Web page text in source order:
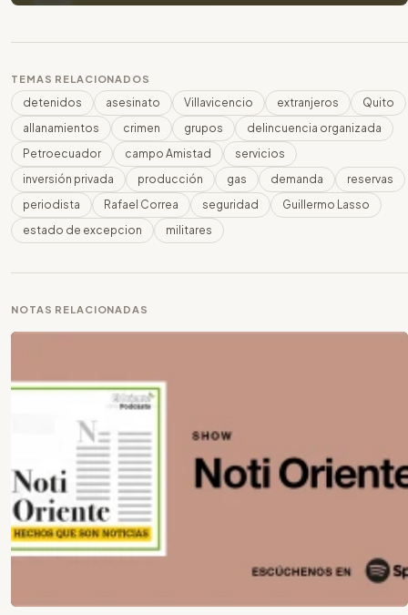
TEMAS RELACIONADOS
detenidos asesinato Villavicencio extranjeros
Quito
allanamientos
crimen grupos
delincuencia organizada
Petroecuador
campo Amistad
servicios
inversión privada
producción gas demanda
reservas
periodista
Rafael Correa seguridad
Guillermo Lasso
estado de excepcion
militares
NOTAS RELACIONADAS